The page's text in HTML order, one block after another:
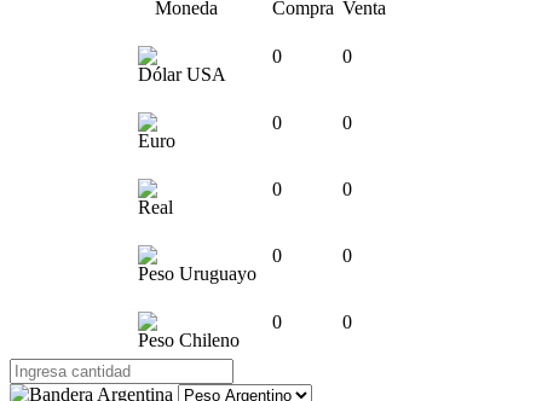
Moneda Compra Venta
Dólar USA
0 0
Euro
0 0
Real
0 0
Peso Uruguayo
0 0
Peso Chileno
0 0